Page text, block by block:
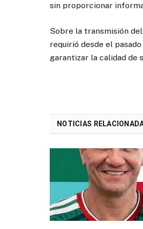
sin proporcionar
Sobre la transmisión
requirió desde el
garantizar la calidad de
NOTICIAS